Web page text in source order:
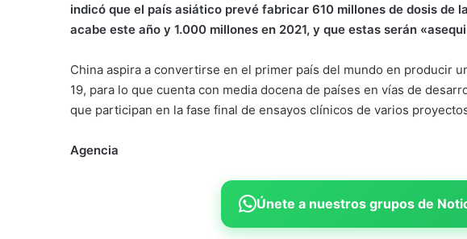
indicó que el país asiático prevé fabricar 610 millones de dosis de
acabe este año y 1.000 millones en 2021, y que estas serán
China aspira a convertirse en el primer país del mundo en producir
19, para lo que cuenta con media docena de países en vías de
que participan en la fase final de ensayos clínicos de varios
Agencia
Únete a nuestros grupos de